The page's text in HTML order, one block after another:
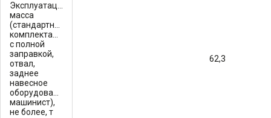
Эксплуатационная
масса
(стандартной
комплектации,
с полной
заправкой,
отвал,
заднее
навесное
оборудование,
машинист),
не более, т
62,3